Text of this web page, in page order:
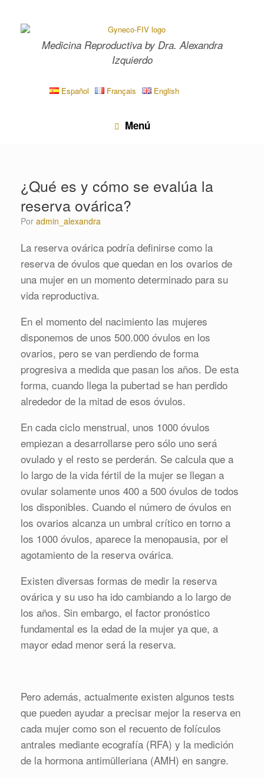
contenido
Medicina Reproductiva by Dra. Alexandra
Izquierdo
Español Français English
Menú
¿Qué es y cómo se evalúa la
reserva ovárica?
por admin_alexandra
La reserva ovárica podría definirse como la
reserva de óvulos que quedan en los ovarios de
una mujer en un momento determinado para su
vida reproductiva.
En el momento del nacimiento las mujeres
disponemos de unos 500.000 óvulos en los
ovarios, pero se van perdiendo de forma
progresiva a medida que pasan los años. De esta
forma, cuando llega la pubertad se han perdido
alrededor de la mitad de esos óvulos.
En cada ciclo menstrual, unos 1000 óvulos
empiezan a desarrollarse pero sólo uno será
ovulado y el resto se perderán. Se calcula que a
lo largo de la vida fértil de la mujer se llegan a
ovular solamente unos 400 a 500 óvulos de todos
los disponibles. Cuando el número de óvulos en
los ovarios alcanza un umbral crítico en torno a
los 1000 óvulos, aparece la menopausia, por el
agotamiento de la reserva ovárica.
Existen diversas formas de medir la reserva
ovárica y su uso ha ido cambiando a lo largo de
los años. Sin embargo, el factor pronóstico
fundamental es la edad de la mujer ya que, a
mayor edad menor será la reserva.
Pero además, actualmente existen algunos tests
que pueden ayudar a precisar mejor la reserva en
cada mujer como son el recuento de folículos
antrales mediante ecografía (RFA) y la medición
de la hormona antimülleriana (AMH) en sangre.